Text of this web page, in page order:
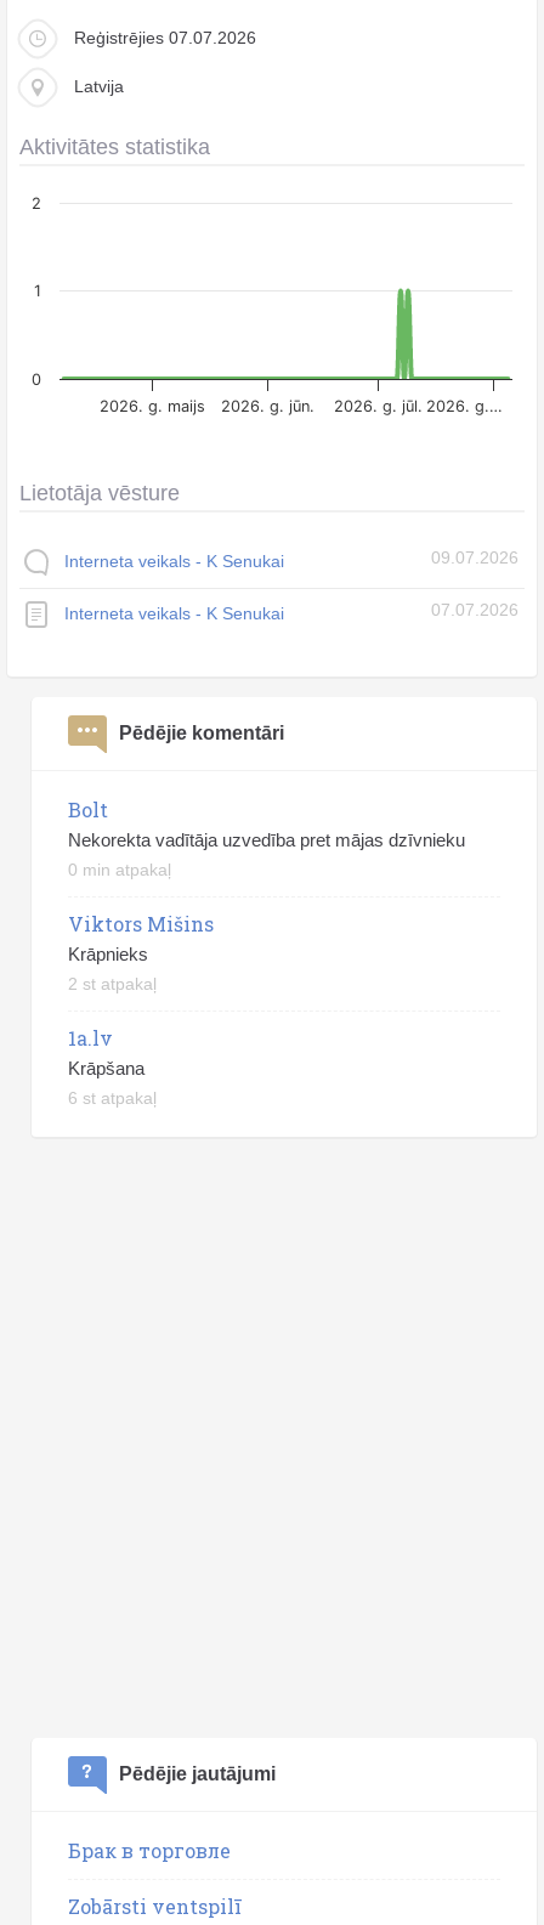
Reģistrējies 07.07.2026
Latvija
Aktivitātes statistika
2026. g. maijs 2026. g. jūn. 2026. g. jūl. 2026. g.…
0
1
2
Lietotāja vēsture
Interneta veikals - K Senukai 09.07.2026
Interneta veikals - K Senukai 07.07.2026
Pēdējie komentāri
Bolt
Nekorekta vadītāja uzvedība pret mājas dzīvnieku
0 min atpakaļ
Viktors Mišins
Krāpnieks
2 st atpakaļ
1a.lv
Krāpšana
6 st atpakaļ
Pēdējie jautājumi
Брак в торговле
Zobārsti ventspilī